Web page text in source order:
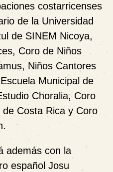
costarricenses
de la Universidad
de SINEM Nicoya,
, Coro de Niños
, Niños Cantores
Municipal de
Choralia, Coro
Costa Ricay Coro
.
además con la
español Josu